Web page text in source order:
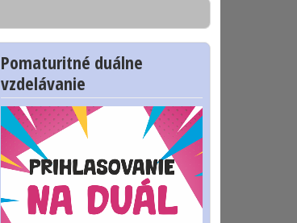
Pomaturitné duálne
vzdelávanie